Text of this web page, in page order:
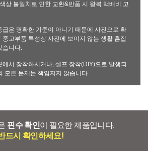
상 불일치로 인한 교환&반품 시 왕복 택배비 고
급은 명확한 기준이 아니기 때문에 사진으로 확
중고부품 특성상 사진에 보이지 않는 생활 흠집
습니다.
서 장착하시거나, 셀프 장착(DIY)으로 발생되
모든 문제는 책임지지 않습니다.
핀수 확인이 필요한 제품입니다.
드시 확인하세요!